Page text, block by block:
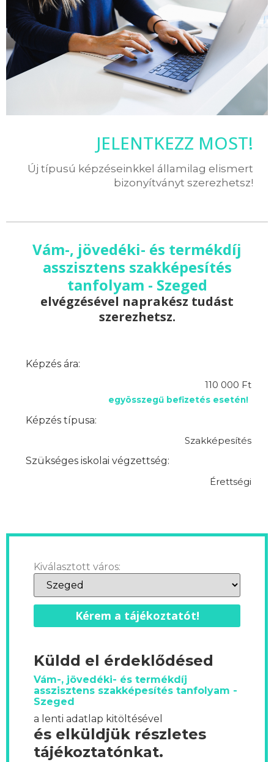
JELENTKEZZ MOST!
Új típusú képzéseinkkel államilag elismert
bizonyítványt szerezhetsz!
Vám-, jövedéki- és termékdíj
asszisztens szakképesítés
tanfolyam - Szeged
elvégzésével naprakész tudást
szerezhetsz.
Képzés ára:
110 000 Ft
egyösszegű befizetés esetén!
Képzés típusa:
Szakképesítés
Szükséges iskolai végzettség:
Érettségi
Kiválasztott város:
Kérem a tájékoztatót!
Küldd el érdeklődésed
Vám-, jövedéki- és termékdíj
asszisztens szakképesítés tanfolyam -
Szeged
a lenti adatlap kitöltésével
és elküldjük részletes
tájékoztatónkat.